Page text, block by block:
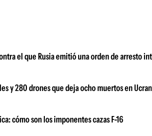
el que Rusia emitió una orden de arresto
y 280 drones que deja ocho muertos en
cómo son los imponentes cazas F-16